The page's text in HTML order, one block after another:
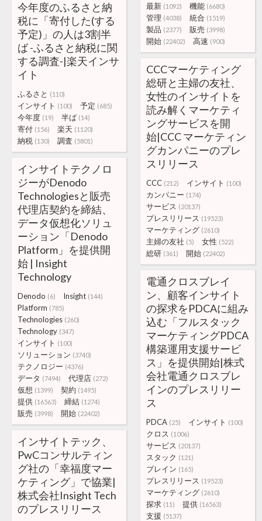
最新 (1092) 機能 (6680)
管理 (4038) 統合 (1519)
製品 (2377) 販売 (3998)
開始 (22402) 高速 (900)
今年度のふるさと納
税に「寄付した(する
予定)」の人は3割半
ば -ふるさと納税に関
する調査-|楽天インサ
イト
ふるさと (110)
インサイト (100) 予定 (685)
今年度 (19) 半ば (14)
寄付 (156) 楽天 (1120)
納税 (130) 調査 (5801)
CCCマーケティング
総研と主婦の友社、
女性のインサイトを
読み解くマーケティ
ングサービスを開
始|CCC マーケティン
グカンパニーのプレ
スリリース
CCC (212) インサイト (100)
カンパニー (174)
サービス (20137)
プレスリリース (19523)
マーケティング (2610)
主婦の友社 (5) 女性 (522)
総研 (361) 開始 (22402)
インサイトテクノロ
ジーがDenodo
Technologiesと販売
代理店契約を締結、
データ仮想化ソリュ
ーション「Denodo
Platform」を提供開
始 | Insight
Technology
Denodo (6) Insight (144)
Platform (785)
Technologies (260)
Technology (347)
インサイト (100)
ソリューション (3740)
テクノロジー (4376)
データ (7494) 代理店 (272)
仮想 (1399) 契約 (1495)
提供 (16563) 締結 (1274)
販売 (3998) 開始 (22402)
電通クロスブレイ
ン、顧客インサイト
の探求をPDCAに組み
込む「フルスタック
マーケティングPDCA
構築運用支援サービ
ス」を提供開始|株式
会社電通クロスブレ
インのプレスリリー
ス
PDCA (25) インサイト (100)
クロス (1006)
サービス (20137)
スタック (121)
ブレイン (165)
プレスリリース (19523)
マーケティング (2610)
探求 (11) 提供 (16563)
支援 (5137)
インサイトテック、
PwCコンサルティン
グ社の「幸福度マー
ケティング」で協業|
株式会社Insight Tech
のプレスリリース